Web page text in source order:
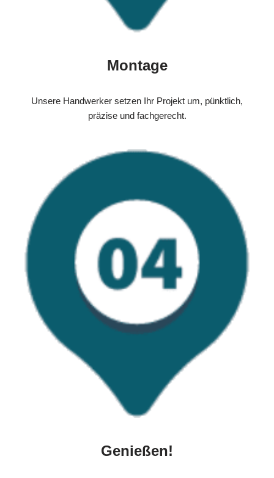
Montage
Unsere Handwerker setzen Ihr Projekt um, pünktlich,
präzise und fachgerecht.
Genießen!